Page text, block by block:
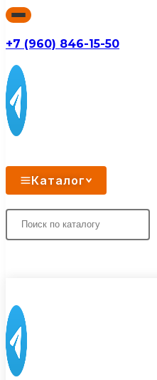
+7 (960) 846-15-50
Каталог